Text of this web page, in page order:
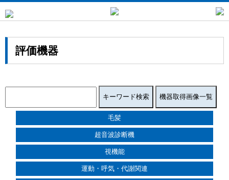
評価機器
毛髪
超音波診断機
視機能
運動・呼気・代謝関連